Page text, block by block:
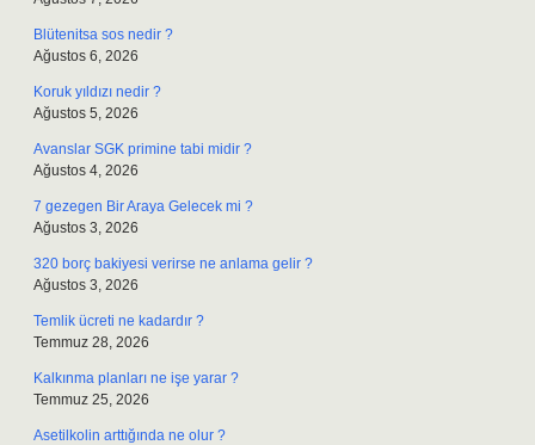
Blütenitsa sos nedir ?
Ağustos 6, 2026
Koruk yıldızı nedir ?
Ağustos 5, 2026
Avanslar SGK primine tabi midir ?
Ağustos 4, 2026
7 gezegen Bir Araya Gelecek mi ?
Ağustos 3, 2026
320 borç bakiyesi verirse ne anlama gelir ?
Ağustos 3, 2026
Temlik ücreti ne kadardır ?
Temmuz 28, 2026
Kalkınma planları ne işe yarar ?
Temmuz 25, 2026
Asetilkolin arttığında ne olur ?